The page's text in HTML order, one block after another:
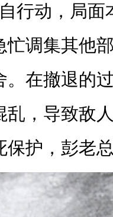
行动，局面
忙调集其他
。在撤退的
乱，导致敌
保护，彭老